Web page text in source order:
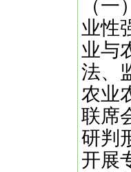
（
业性
业与
法、
农业
联席
研判
开展